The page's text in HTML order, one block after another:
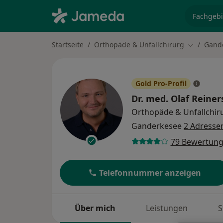
Startseite Orthopäde & Unfallchirurg Stadt
Gold Pro-Profil
Dr. med. Olaf
Orthopäde &
Ganderkesee 2
79
Telefonnummer anzeigen
Über mich Leistungen